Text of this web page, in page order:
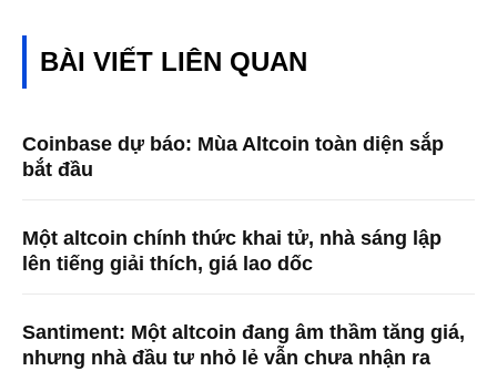
BÀI VIẾT LIÊN QUAN
Coinbase dự báo: Mùa Altcoin toàn diện sắp
bắt đầu
Một altcoin chính thức khai tử, nhà sáng lập
lên tiếng giải thích, giá lao dốc
Santiment: Một altcoin đang âm thầm tăng giá,
nhưng nhà đầu tư nhỏ lẻ vẫn chưa nhận ra